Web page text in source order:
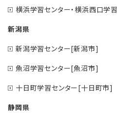
横浜学習センター・横浜西口学
新潟県
新潟学習センター[新潟市]
魚沼学習センター[魚沼市]
十日町学習センター[十日町市]
静岡県